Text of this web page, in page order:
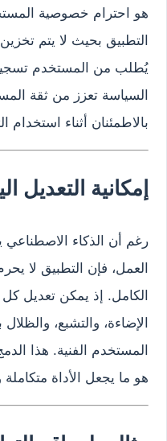
هو احترام خصوصية
التطبيق بحيث لا يتم
يُطلب من المستخدم
السياسة تعزز من ثقة
بالاطمئنان أثناء استخدام
إمكانية التعديل
رغم أن الذكاء الاصطناعي
العمل، فإن التطبيق لا
الكامل. إذ يمكن تعديل
الإضاءة، والتشبع،
المستخدم الفنية. هذا
هو ما يجعل الأداة